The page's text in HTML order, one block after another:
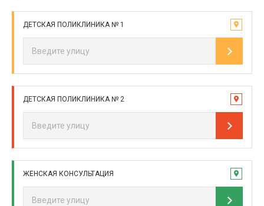
ДЕТСКАЯ ПОЛИКЛИНИКА № 1
ДЕТСКАЯ ПОЛИКЛИНИКА № 2
ЖЕНСКАЯ КОНСУЛЬТАЦИЯ